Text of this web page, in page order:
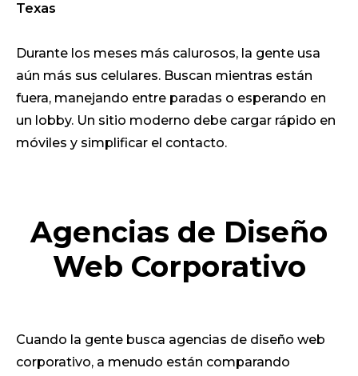
Texas
Durante los meses más calurosos, la gente usa
aún más sus celulares. Buscan mientras están
fuera, manejando entre paradas o esperando en
un lobby. Un sitio moderno debe cargar rápido en
móviles y simplificar el contacto.
Agencias de Diseño
Web Corporativo
Cuando la gente busca agencias de diseño web
corporativo, a menudo están comparando